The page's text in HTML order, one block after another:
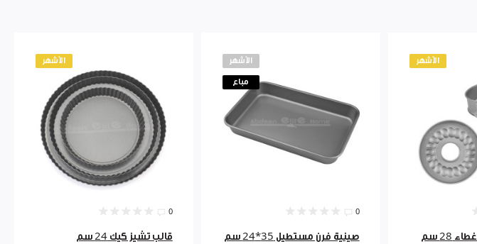
الأشهر
28 سم
الأشهر
مباع
0
صينية فرن مستطيل 35*24 سم
الأشهر
0
قالب تشيز كيك 24 سم